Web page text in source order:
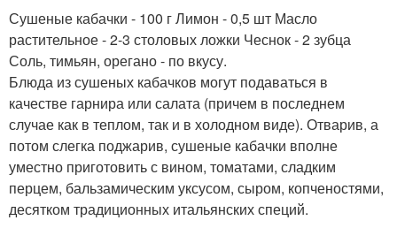
Сушеные кабачки - 100 г Лимон - 0,5 шт Масло
растительное - 2-3 столовых ложки Чеснок - 2 зубца
Соль, тимьян, орегано - по вкусу.
Блюда из сушеных кабачков могут подаваться в
качестве гарнира или салата (причем в последнем
случае как в теплом, так и в холодном виде). Отварив, а
потом слегка поджарив, сушеные кабачки вполне
уместно приготовить с вином, томатами, сладким
перцем, бальзамическим уксусом, сыром, копченостями,
десятком традиционных итальянских специй.